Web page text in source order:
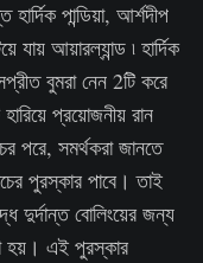
পান্ডিয়া, আর্শদীপ
যায় আয়ারল্যান্ড ৷ হার্দিক
বুমরা নেন 2টি করে
প্রয়োজনীয় রান
পরে, সমর্থকরা জানতে
পুরস্কার পাবে। তাই
দুর্দান্ত বোলিংয়ের জন্য
হয়। এই পুরস্কার